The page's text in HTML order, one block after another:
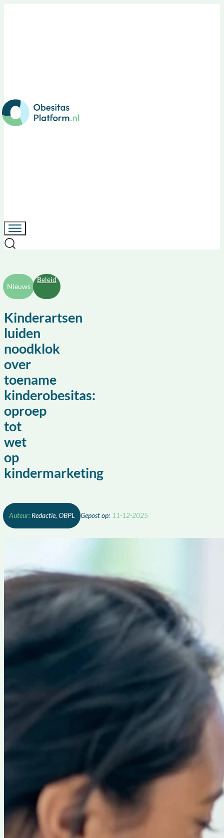
Nieuws
Beleid
Kinderartsen
luiden
noodklok
over
toename
kinderobesitas:
oproep
tot
wet
op
kindermarketing
Redactie, OBPL 11-12-2025